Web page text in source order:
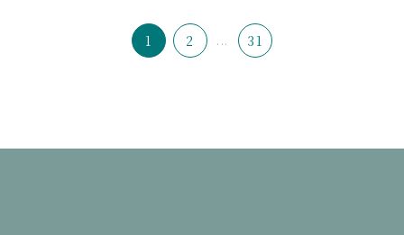
1 2 ... 31